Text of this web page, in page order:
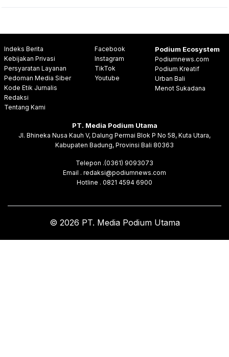
Indeks Berita
Kebijakan Privasi
Persyaratan Layanan
Pedoman Media Siber
Kode Etik Jurnalis
Redaksi
Tentang Kami
Facebook
Instagram
TikTok
Youtube
Podium Ecosystem
Podiumnews.com
Podium Kreatif
Urban Bali
Menot Sukadana
PT. Media Podium Utama
Jl. Bhineka Nusa Kauh V, Dalung Permai Blok P No 58, Kuta Utara,
Kabupaten Badung, Provinsi Bali 80363
Telepon .(0361) 9093073
Email . redaksi@podiumnews.com
Hotline . 0821 4594 6900
© 2026 PT. Media Podium Utama